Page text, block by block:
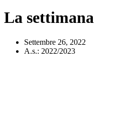
La settimana
Settembre 26, 2022
A.s.: 2022/2023